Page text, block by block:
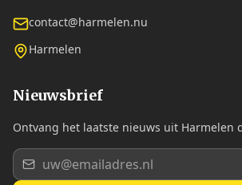
contact@harmelen.nu
Harmelen
Nieuwsbrief
Ontvang het laatste nieuws uit Harmelen